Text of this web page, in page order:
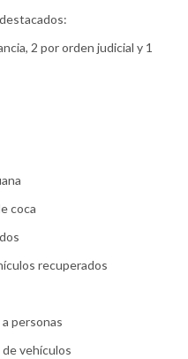
2 por orden judicial y 1
coca
recuperados
personas
vehículos